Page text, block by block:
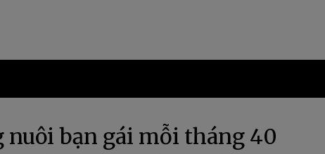
nuôi bạn gái mỗi tháng 40